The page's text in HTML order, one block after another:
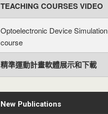
TEACHING COURSES VIDEO
Optoelectronic Device Simulation
course
精準運動計畫軟體展示和下載
New Publications